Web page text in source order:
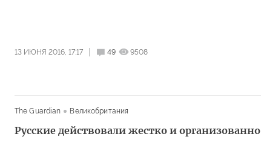
13 ИЮНЯ 2016, 17:17 49 9508
The Guardian Великобритания
Русские действовали жестко и организованно